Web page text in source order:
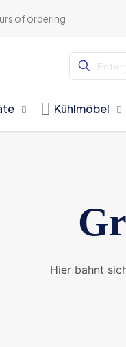
of ordering
Kühlmöbel
Hier bahnt